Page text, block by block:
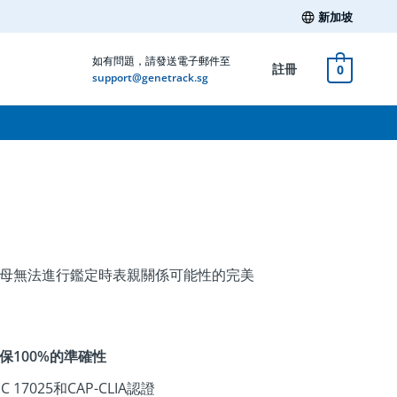
新加坡
如有問題，請發送電子郵件至
support@genetrack.sg
註冊 0
無法進行鑑定時表親關係可能性的完美
100%的準確性
17025和CAP-CLIA認證